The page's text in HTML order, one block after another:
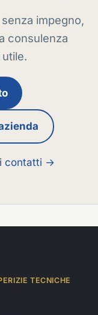
impegno,
consulenza
contatti →
TECNICHE